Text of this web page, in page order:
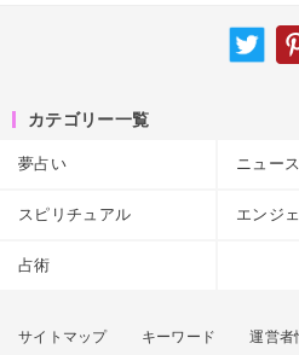
カテゴリー一覧
夢占い ニュース
スピリチュアル エンジ
占術
サイトマップ キーワード 運営者